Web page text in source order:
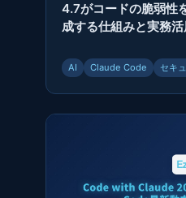
4.7がコードの脆弱性
成する仕組みと実務
AI Claude Code セキ